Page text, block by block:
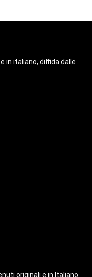
in italiano, diffida dalle
originali e in Italiano